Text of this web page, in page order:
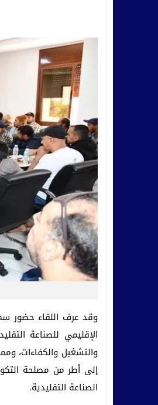
وقد عرف اللقاء حضور
الإقليمي للصناعة
والتشغيل والكفاءات،
إلى أطر من مصلحة
الصناعة التقليدية.